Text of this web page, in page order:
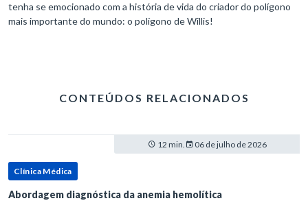
tenha se emocionado com a história de vida do criador do polígono
mais importante do mundo: o polígono de Willis!
CONTEÚDOS RELACIONADOS
12 min. 06 de julho de 2026
Clínica Médica
Abordagem diagnóstica da anemia hemolítica